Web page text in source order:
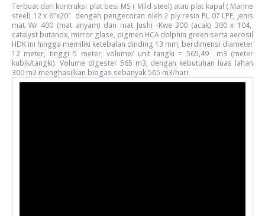
Terbuat dari kontruksi plat besi MS ( Mild steel) atau plat kapal ( Marine
steel) 12 x 6″x20″ dengan pengecoran oleh 2 ply resin PL 07 LPE, jenis
mat Wr 400 (mat anyam) dan mat Jushi -Kwe 300 (acak) 300 x 104,
catalyst butanox, mirror glase, pigmen HCA dolphin green serta aerosil
HDK ini hingga memiliki ketebalan dinding 13 mm, berdimensi diameter
12 meter, tinggi 5 meter, volume/ unit tangki = 565,49
m3 (meter
kubik/tangki). Volume digester 565 m3, dengan kebutuhan luas lahan
300 m2 menghasilkan biogas sebanyak 565 m3/hari.